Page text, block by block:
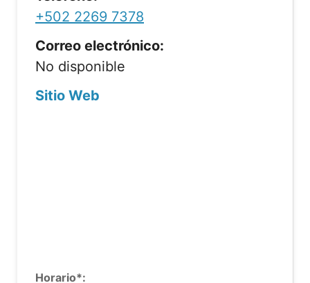
+502 2269 7378
Correo electrónico:
No disponible
Sitio Web
Horario*: